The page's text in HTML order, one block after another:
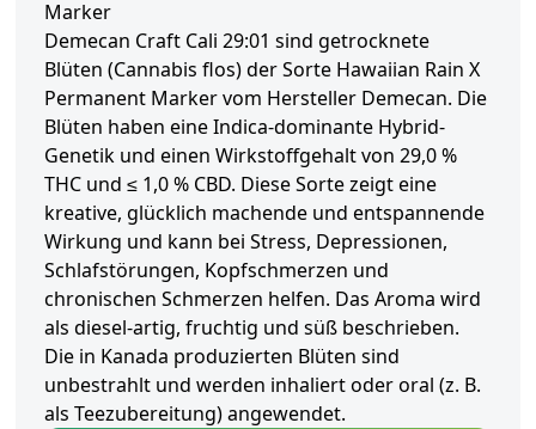
Marker
Demecan Craft Cali 29:01 sind getrocknete
Blüten (Cannabis flos) der Sorte Hawaiian Rain X
Permanent Marker vom Hersteller Demecan. Die
Blüten haben eine Indica-dominante Hybrid-
Genetik und einen Wirkstoffgehalt von 29,0 %
THC und ≤ 1,0 % CBD. Diese Sorte zeigt eine
kreative, glücklich machende und entspannende
Wirkung und kann bei Stress, Depressionen,
Schlafstörungen, Kopfschmerzen und
chronischen Schmerzen helfen. Das Aroma wird
als diesel-artig, fruchtig und süß beschrieben.
Die in Kanada produzierten Blüten sind
unbestrahlt und werden inhaliert oder oral (z. B.
als Teezubereitung) angewendet.